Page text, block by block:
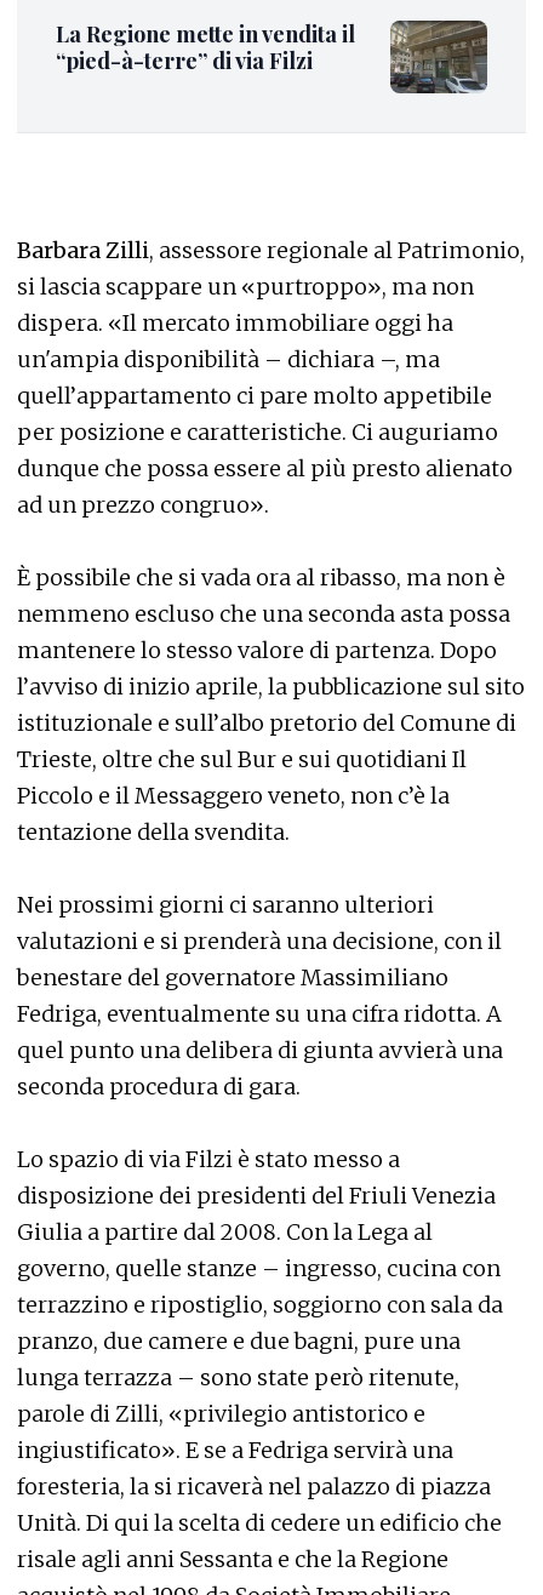
La Regione mette in vendita il
“pied-à-terre” di via Filzi
Barbara Zilli, assessore regionale al Patrimonio,
si lascia scappare un «purtroppo», ma non
dispera. «Il mercato immobiliare oggi ha
un'ampia disponibilità – dichiara –, ma
quell’appartamento ci pare molto appetibile
per posizione e caratteristiche. Ci auguriamo
dunque che possa essere al più presto alienato
ad un prezzo congruo».
È possibile che si vada ora al ribasso, ma non è
nemmeno escluso che una seconda asta possa
mantenere lo stesso valore di partenza. Dopo
l’avviso di inizio aprile, la pubblicazione sul sito
istituzionale e sull’albo pretorio del Comune di
Trieste, oltre che sul Bur e sui quotidiani Il
Piccolo e il Messaggero veneto, non c’è la
tentazione della svendita.
Nei prossimi giorni ci saranno ulteriori
valutazioni e si prenderà una decisione, con il
benestare del governatore Massimiliano
Fedriga, eventualmente su una cifra ridotta. A
quel punto una delibera di giunta avvierà una
seconda procedura di gara.
Lo spazio di via Filzi è stato messo a
disposizione dei presidenti del Friuli Venezia
Giulia a partire dal 2008. Con la Lega al
governo, quelle stanze – ingresso, cucina con
terrazzino e ripostiglio, soggiorno con sala da
pranzo, due camere e due bagni, pure una
lunga terrazza – sono state però ritenute,
parole di Zilli, «privilegio antistorico e
ingiustificato». E se a Fedriga servirà una
foresteria, la si ricaverà nel palazzo di piazza
Unità. Di qui la scelta di cedere un edificio che
risale agli anni Sessanta e che la Regione